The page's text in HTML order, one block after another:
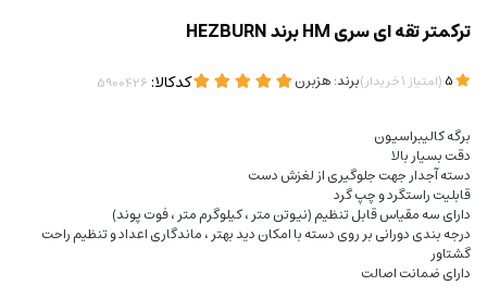
ترکمتر تقه ای سری HM برند HEZBURN
(امتیاز 1خریدار)برند:هزبرن کدکالا:
برگه کالیبراسیون
دقت بسیار بالا
دسته آجدار جهت جلوگیری از لغزش دست
قابلیت راستگرد و چپ گرد
دارای سه مقیاس قابل تنظیم (نیوتن متر ، کیلوگرم متر ، فوت پوند)
درجه بندی دورانی بر روی دسته با امکان دید بهتر ، ماندگاری اعداد و تنظیم راحت
گشتاور
دارای ضمانت اصالت